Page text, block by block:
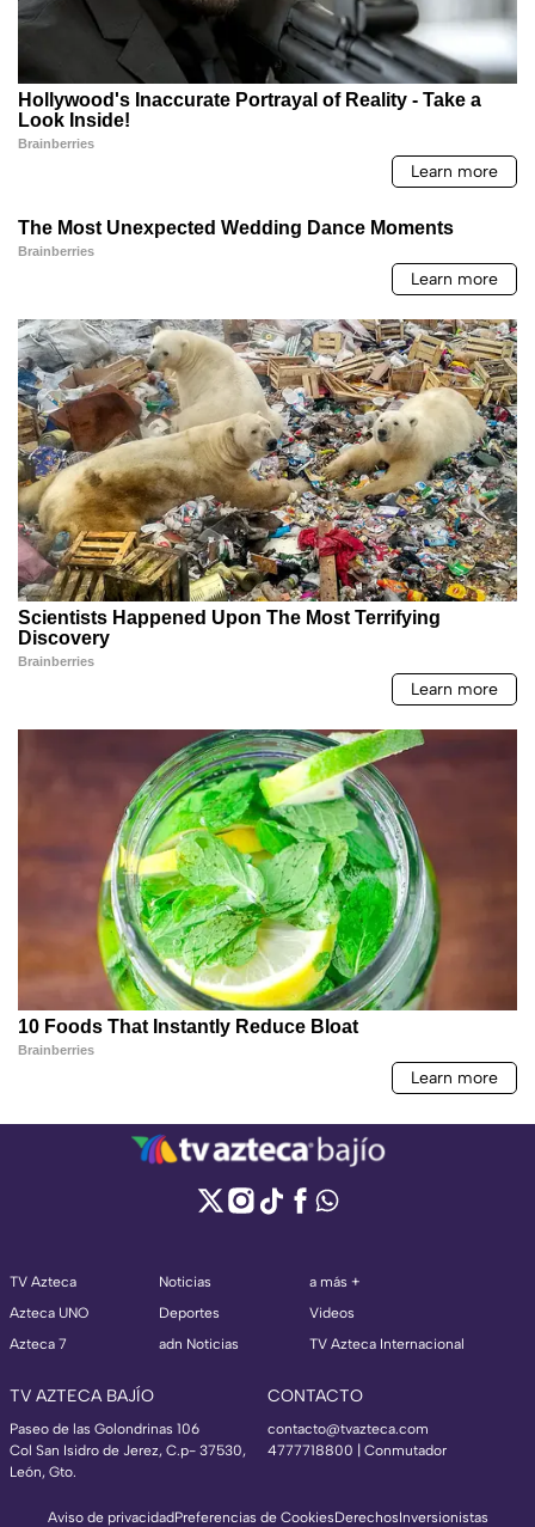
TV Azteca
Azteca UNO
Azteca 7
Noticias
Deportes
adn Noticias
a más +
Videos
TV Azteca Internacional
TV AZTECA BAJÍO
Paseo de las Golondrinas 106
Col San Isidro de Jerez, C.p- 37530,
León, Gto.
CONTACTO
contacto@tvazteca.com
4777718800 | Conmutador
Aviso de privacidadPreferencias de CookiesDerechosInversionistas